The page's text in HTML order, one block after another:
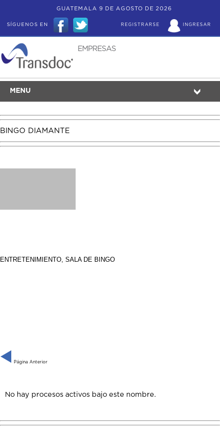
GUATEMALA 9 DE AGOSTO DE 2026
INGRESAR
REGISTRARSE
SÍGUENOS EN
MENU
EMPRESAS
BINGO DIAMANTE
ENTRETENIMIENTO, SALA DE BINGO
Página Anterior
No hay procesos activos bajo este nombre.